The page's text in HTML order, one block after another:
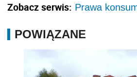
Zobacz serwis: Prawa
POWIĄZANE